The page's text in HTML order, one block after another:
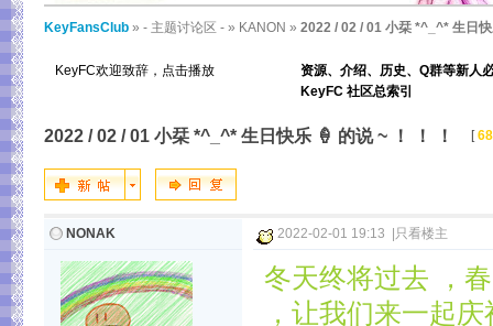
KeyFansClub » - 主题讨论区 - » KANON » 2022 / 02 / 01 小栞 *^_^* 生日
KeyFC欢迎致辞，点击播放
资源、介绍、历史、Q群等新人
KeyFC 社区总索引
2022 / 02 / 01 小栞 *^_^* 生日快乐 🍦 的说 ~ ！ ！ ！ [
NONAK 2022-02-01 19:13 只看楼主
冬天终将过去 ，
，让我们来一起